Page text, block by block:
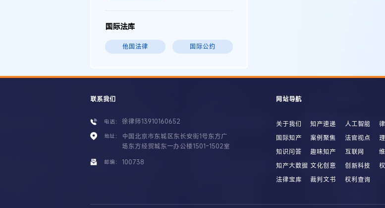
国际法库
他国法律 国际公约
联系我们
电话： 徐律师13910160652
地址：
中国北京市东城区东长安街1号东方广
场东方经贸城东一办公楼1501-1502室
邮编： 100738
网站导航
关于我们 知产速递 人工智能
国际知产
案例聚焦 法官视点
知识问答
趣味知产 互联网
知产大数据 文化创意 创新科技
法律宝库
裁判文书 权利查询